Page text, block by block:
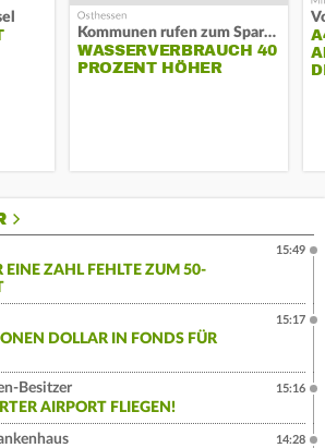
Kommunen rufen zum Sparen auf
WASSERVERBRAUCH 40
PROZENT HÖHER
EINE ZAHL FEHLTE ZUM 50-
15:49
DOLLAR IN FONDS FÜR
15:17
Besitzer
AIRPORT FLIEGEN!
15:16
14:28